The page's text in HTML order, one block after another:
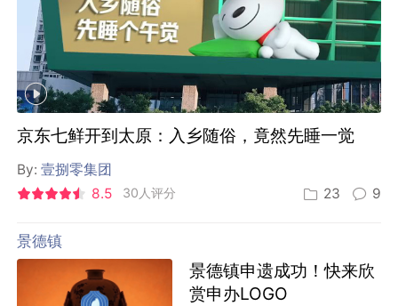
京东七鲜开到太原：入乡随俗，竟然先睡一觉
By:壹捌零集团
8.5
30人评分 23 9
景德镇
景德镇申遗成功！快来欣
赏申办LOGO